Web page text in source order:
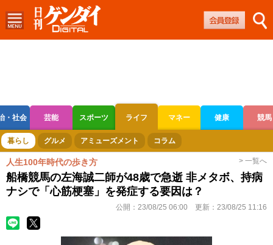
・社会 芸能 スポーツ ライフ マネー 健康 競馬
ボートレース 競輪 オートレース
暮らし グルメ アミューズメント コラム
人生100年時代の歩き方 > 一覧へ
船橋競馬の左海誠二師が48歳で急逝 非メタボ、持病
ナシで「心筋梗塞」を発症する要因は？
公開： 23/08/25 06:00 更新： 23/08/25 11:16